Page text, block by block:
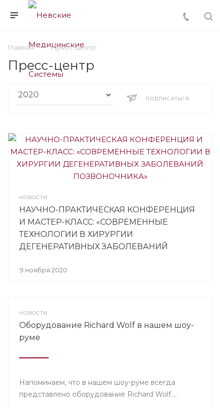
Главная Пресс-центр
Пресс-центр
ПОДПИСАТЬСЯ
НОВОСТИ
НАУЧНО-ПРАКТИЧЕСКАЯ КОНФЕРЕНЦИЯ
И МАСТЕР-КЛАСС: «СОВРЕМЕННЫЕ
ТЕХНОЛОГИИ В ХИРУРГИИ
ДЕГЕНЕРАТИВНЫХ ЗАБОЛЕВАНИЙ
9 ноября 2020
НОВОСТИ
Оборудование Richard Wolf в нашем шоу-
руме
Напоминаем, что в нашем шоу-руме всегда
представлено оборудование Richard Wolf....